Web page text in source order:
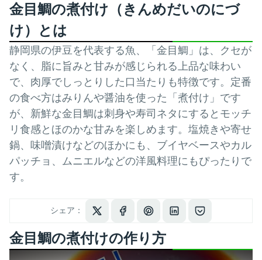
金目鯛の煮付け（きんめだいのにづ
け）とは
静岡県の伊豆を代表する魚、「金目鯛」は、クセが
なく、脂に旨みと甘みが感じられる上品な味わい
で、肉厚でしっとりした口当たりも特徴です。定番
の食べ方はみりんや醤油を使った「煮付け」です
が、新鮮な金目鯛は刺身や寿司ネタにするとモッチ
リ食感とほのかな甘みを楽しめます。塩焼きや寄せ
鍋、味噌漬けなどのほかにも、ブイヤベースやカル
パッチョ、ムニエルなどの洋風料理にもぴったりで
す。
シェア：
金目鯛の煮付けの作り方